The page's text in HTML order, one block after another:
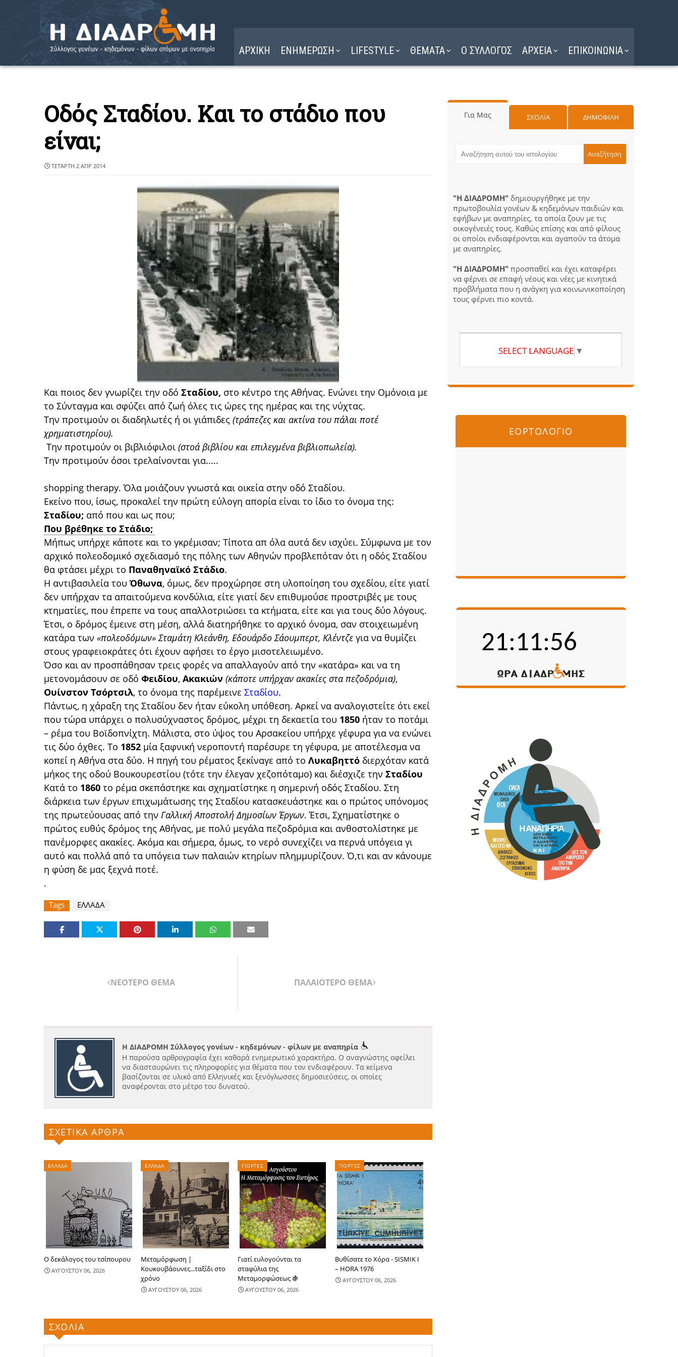
ΑΡΧΙΚΗ ΕΝΗΜΕΡΩΣΗ LIFESTYLE ΘΕΜΑΤΑ Ο ΣΥΛΛΟΓΟΣ ΑΡΧΕΙΑ ΕΠΙΚΟΙΝΩΝΙΑ
Οδός Σταδίου. Και το στάδιο που
είναι;
ΤΕΤΆΡΤΗ 2 ΑΠΡ 2014
Και ποιος δεν γνωρίζει την οδό Σταδίου, στο κέντρο της Αθήνας. Ενώνει την Ομόνοια με
το Σύνταγμα και σφύζει από ζωή όλες τις ώρες της ημέρας και της νύχτας.
Την προτιμούν οι διαδηλωτές ή οι γιάπιδες (τράπεζες και ακτίνα του πάλαι ποτέ
χρηματιστηρίου).
Την προτιμούν οι βιβλιόφιλοι (στοά βιβλίου και επιλεγμένα βιβλιοπωλεία).
Την προτιμούν όσοι τρελαίνονται για.....
shopping therapy. Όλα μοιάζουν γνωστά και οικεία στην οδό Σταδίου.
Εκείνο που, ίσως, προκαλεί την πρώτη εύλογη απορία είναι το ίδιο το όνομα της:
Σταδίου; από που και ως που;
Που βρέθηκε το Στάδιο;
Μήπως υπήρχε κάποτε και το γκρέμισαν; Τίποτα απ όλα αυτά δεν ισχύει. Σύμφωνα με τον
αρχικό πολεοδομικό σχεδιασμό της πόλης των Αθηνών προβλεπόταν ότι η οδός Σταδίου
θα φτάσει μέχρι το Παναθηναϊκό Στάδιο.
Η αντιβασιλεία τουΌθωνα, όμως, δεν προχώρησε στη υλοποίηση του σχεδίου, είτε γιατί
δεν υπήρχαν τα απαιτούμενα κονδύλια, είτε γιατί δεν επιθυμούσε προστριβές με τους
κτηματίες, που έπρεπε να τους απαλλοτριώσει τα κτήματα, είτε και για τους δύο λόγους.
Έτσι, ο δρόμος έμεινε στη μέση, αλλά διατηρήθηκε το αρχικό όνομα, σαν στοιχειωμένη
κατάρα των «πολεοδόμων» Σταμάτη Κλεάνθη, Εδουάρδο Σάουμπερτ, Κλέντζε για να θυμίζει
στους γραφειοκράτες ότι έχουν αφήσει το έργο μισοτελειωμένο.
Όσο και αν προσπάθησαν τρεις φορές να απαλλαγούν από την «κατάρα» και να τη
μετονομάσουν σε οδό Φειδίου, Ακακιών (κάποτε υπήρχαν ακακίες στα πεζοδρόμια),
Ουίνστον Τσόρτσιλ, το όνομα της παρέμεινε Σταδίου.
Πάντως, η χάραξη της Σταδίου δεν ήταν εύκολη υπόθεση. Αρκεί να αναλογιστείτε ότι εκεί
που τώρα υπάρχει ο πολυσύχναστος δρόμος, μέχρι τη δεκαετία του 1850 ήταν το ποτάμι
– ρέμα του Βοϊδοπνίχτη. Μάλιστα, στο ύψος του Αρσακείου υπήρχε γέφυρα για να ενώνει
τις δύο όχθες. Το 1852 μία ξαφνική νεροποντή παρέσυρε τη γέφυρα, με αποτέλεσμα να
κοπεί η Αθήνα στα δύο. Η πηγή του ρέματος ξεκίναγε από το Λυκαβηττό διερχόταν κατά
μήκος της οδού Βουκουρεστίου (τότε την έλεγαν χεζοπόταμο) και διέσχιζε την Σταδίου
Κατά το 1860 το ρέμα σκεπάστηκε και σχηματίστηκε η σημερινή οδός Σταδίου. Στη
διάρκεια των έργων επιχωμάτωσης της Σταδίου κατασκευάστηκε και ο πρώτος υπόνομος
της πρωτεύουσας από την Γαλλική Αποστολή Δημοσίων Έργων. Έτσι, Σχηματίστηκε ο
πρώτος ευθύς δρόμος της Αθήνας, με πολύ μεγάλα πεζοδρόμια και ανθοστολίστηκε με
πανέμορφες ακακίες. Ακόμα και σήμερα, όμως, το νερό συνεχίζει να περνά υπόγεια γι
αυτό και πολλά από τα υπόγεια των παλαιών κτηρίων πλημμυρίζουν. Ό,τι και αν κάνουμε
η φύση δε μας ξεχνά ποτέ.
.
Tags ΕΛΛΑΔΑ
ΝΕΟΤΕΡΟ ΘΕΜΑ ΠΑΛΑΙΟΤΕΡΟ ΘΕΜΑ
Η ΔΙΑΔΡΟΜΗ Σύλλογος γονέων - κηδεμόνων - φίλων με αναπηρία
Η παρούσα αρθρογραφία έχει καθαρά ενημερωτικό χαρακτήρα. Ο αναγνώστης οφείλει
να διασταυρώνει τις πληροφορίες για θέματα που τον ενδιαφέρουν. Τα κείμενα
βασίζονται σε υλικό από Ελληνικές και ξενόγλωσσες δημοσιεύσεις, οι οποίες
αναφέρονται στο μέτρο του δυνατού.
ΣΧΕΤΙΚΑ ΑΡΘΡΑ
ΕΛΛΑΔΑ
Ο δεκάλογος του τσίπουρου
ΑΥΓΟΥΣΤΟΥ 06, 2026
ΕΛΛΑΔΑ
Μεταμόρφωση |
Κουκουβάουνες...ταξίδι στο
χρόνο
ΑΥΓΟΥΣΤΟΥ 06, 2026
ΓΙΟΡΤΕΣ
Γιατί ευλογούνται τα
σταφύλια της
Μεταμορφώσεως 🍇
ΑΥΓΟΥΣΤΟΥ 06, 2026
ΓΙΟΡΤΕΣ
Βυθίσατε το Χόρα - SISMIK I
– HORA 1976
ΑΥΓΟΥΣΤΟΥ 06, 2026
ΣΧΟΛΙΑ
Για Μας ΣΧΌΛΙΑ ΔΗΜΟΦΙΛΗ
"Η ΔΙΑΔΡΟΜΗ" δημιουργήθηκε με την
πρωτοβουλία γονέων & κηδεμόνων παιδιών και
εφήβων με αναπηρίες, τα οποία ζουν με τις
οικογένειές τους. Καθώς επίσης και από φίλους
οι οποίοι ενδιαφέρονται και αγαπούν τα άτομα
με αναπηρίες.
"Η ΔΙΑΔΡΟΜΗ" προσπαθεί και έχει καταφέρει
να φέρνει σε επαφή νέους και νέες με κινητικά
προβλήματα που η ανάγκη για κοινωνικοποίηση
τους φέρνει πιο κοντά.
SELECT LANGUAGE ▼
ΕΟΡΤΟΛΟΓΙΟ